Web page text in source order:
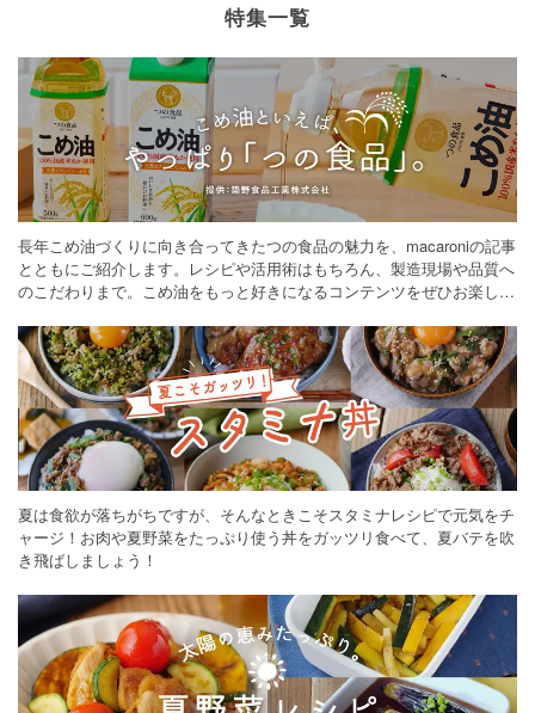
特集一覧
長年こめ油づくりに向き合ってきたつの食品の魅力を、macaroniの記事
とともにご紹介します。レシピや活用術はもちろん、製造現場や品質へ
のこだわりまで。こめ油をもっと好きになるコンテンツをぜひお楽しみ
夏は食欲が落ちがちですが、そんなときこそスタミナレシピで元気をチ
ャージ！お肉や夏野菜をたっぷり使う丼をガッツリ食べて、夏バテを吹
き飛ばしましょう！